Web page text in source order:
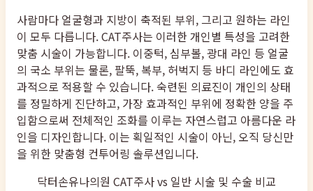
사람마다 얼굴형과 지방이 축적된 부위, 그리고 원하는 라인
이 모두 다릅니다. CAT주사는 이러한 개인별 특성을 고려한
맞춤 시술이 가능합니다. 이중턱, 심부볼, 광대 라인 등 얼굴
의 국소 부위는 물론, 팔뚝, 복부, 허벅지 등 바디 라인에도 효
과적으로 적용할 수 있습니다. 숙련된 의료진이 개인의 상태
를 정밀하게 진단하고, 가장 효과적인 부위에 정확한 양을 주
입함으로써 전체적인 조화를 이루는 자연스럽고 아름다운 라
인을 디자인합니다. 이는 획일적인 시술이 아닌, 오직 당신만
을 위한 맞춤형 컨투어링 솔루션입니다.
닥터손유나의원 CAT주사 vs 일반 시술 및 수술 비교